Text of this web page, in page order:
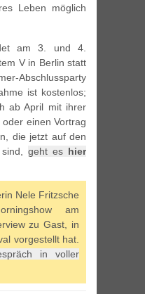
Leben möglich
am 3. und 4.
V in Berlin statt
Abschlussparty
ist kostenlos;
ab April mit ihrer
einen Vortrag
die jetzt auf den
geht es hier
Nele Fritzsche
am
zu Gast, in
vorgestellt hat.
in voller